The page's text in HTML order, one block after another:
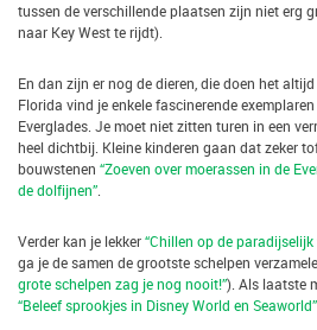
tussen de verschillende plaatsen zijn niet erg
naar Key West te rijdt).
En dan zijn er nog de dieren, die doen het
Florida vind je enkele fascinerende
Everglades. Je moet niet zitten turen in een
heel dichtbij. Kleine kinderen gaan dat zeker
bouwstenen “Zoeven over moerassen in de
de dolfijnen”
Verder kan je lekker“Chillen op de
ga je de samen de grootste schelpen
grote schelpen zag je nog nooit!”). Als laatste
“Beleef sprookjes in Disney World en Seaworld”